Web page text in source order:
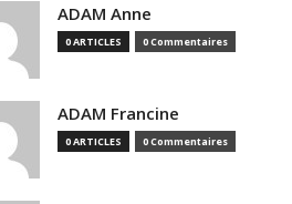
ADAM Anne
0 ARTICLES 0 Commentaires
ADAM Francine
0 ARTICLES 0 Commentaires